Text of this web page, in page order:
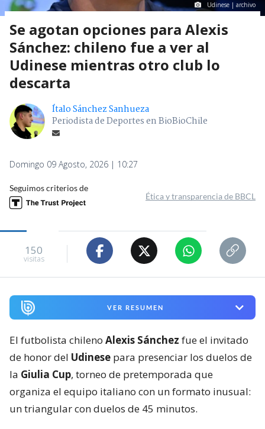
Udinese | archivo
Se agotan opciones para Alexis
Sánchez: chileno fue a ver al
Udinese mientras otro club lo
descarta
Ítalo Sánchez Sanhueza
Periodista de Deportes en BioBioChile
Domingo 09 Agosto, 2026 | 10:27
Seguimos criterios de
Ética y transparencia de BBCL
150
visitas
VER RESUMEN
El futbolista chileno Alexis Sánchez fue el invitado
de honor del Udinese para presenciar los duelos de
la Giulia Cup, torneo de pretemporada que
organiza el equipo italiano con un formato inusual:
un triangular con duelos de 45 minutos.